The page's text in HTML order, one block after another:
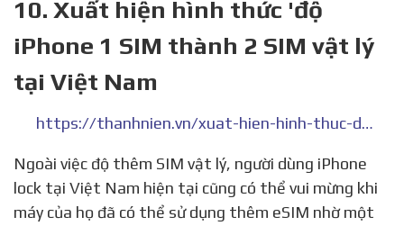
trang bị tính năng 2SIM chosản …
10. Xuất hiện hình thức 'độ
iPhone 1 SIM thành 2 SIM vật lý
tại Việt Nam
https://thanhnien.vn/xuat-hien-hinh-thuc-do-iphone-1-sim-thanh-2-sim-vat-ly-tai-viet-nam-post1088808.html
Ngoài việc độ thêm SIM vật lý, người dùng iPhone